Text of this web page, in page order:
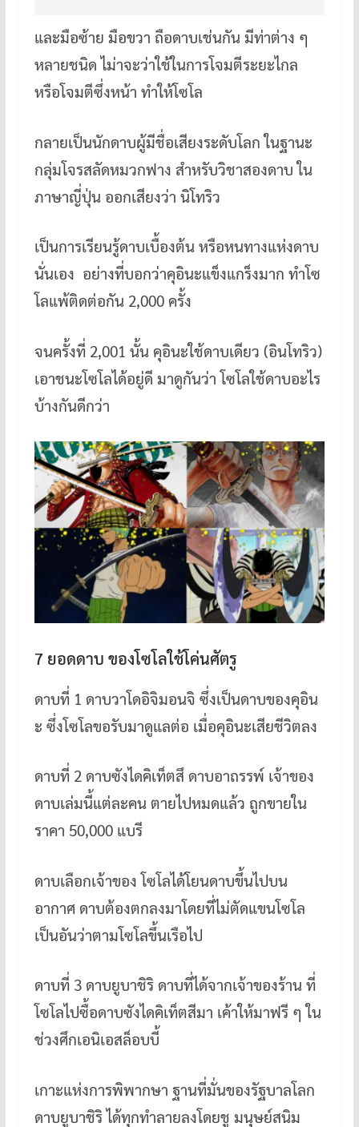
และมือซ้าย มือขวา ถือดาบเช่นกัน มีท่าต่าง ๆ
หลายชนิด ไม่าจะว่าใช้ในการโจมตีระยะไกล
หรือโจมตีซึ่งหน้า ทำให้โซโล
กลายเป็นนักดาบผู้มีชื่อเสียงระดับโลก ในฐานะ
กลุ่มโจรสลัดหมวกฟาง สำหรับวิชาสองดาบ ใน
ภาษาญี่ปุ่น ออกเสียงว่า นิโทริว
เป็นการเรียนรู้ดาบเบื้องต้น หรือหนทางแห่งดาบ
นั่นเอง อย่างที่บอกว่าคุอินะแข็งแกร็งมาก ทำโซ
โลแพ้ติดต่อกัน 2,000 ครั้ง
จนครั้งที่ 2,001 นั้น คุอินะใช้ดาบเดียว (อินโทริว)
เอาชนะโซโลได้อยู่ดี มาดูกันว่า โซโลใช้ดาบอะไร
บ้างกันดีกว่า
7 ยอดดาบ ของโซโลใช้โค่นศัตรู
ดาบที่ 1 ดาบวาโดอิจิมอนจิ ซึ่งเป็นดาบของคุอิน
ะ ซึ่งโซโลขอรับมาดูแลต่อ เมื่อคุอินะเสียชีวิตลง
ดาบที่ 2 ดาบซังไดคิเท็ตสึ ดาบอาถรรพ์ เจ้าของ
ดาบเล่มนี้แต่ละคน ตายไปหมดแล้ว ถูกขายใน
ราคา 50,000 แบรี
ดาบเลือกเจ้าของ โซโลได้โยนดาบขึ้นไปบน
อากาศ ดาบต้องตกลงมาโดยที่ไม่ตัดแขนโซโล
เป็นอันว่าตามโซโลขึ้นเรือไป
ดาบที่ 3 ดาบยูบาชิริ ดาบที่ได้จากเจ้าของร้าน ที่
โซโลไปซื้อดาบซังไดคิเท็ตสีมา เค้าให้มาฟรี ๆ ใน
ช่วงศึกเอนิเอสล็อบบี้
เกาะแห่งการพิพากษา ฐานที่มั่นของรัฐบาลโลก
ดาบยูบาชิริ ได้ทุกทำลายลงโดยชู มนุษย์สนิม